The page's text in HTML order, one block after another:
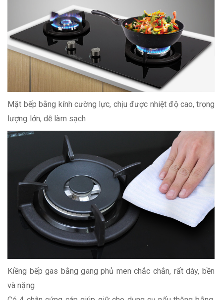
Mặt bếp bằng kính cường lực, chịu được nhiệt độ cao, trọng
lượng lớn, dễ làm sạch
Kiềng bếp gas bằng gang phủ men chắc chắn, rất dày, bền
và nặng